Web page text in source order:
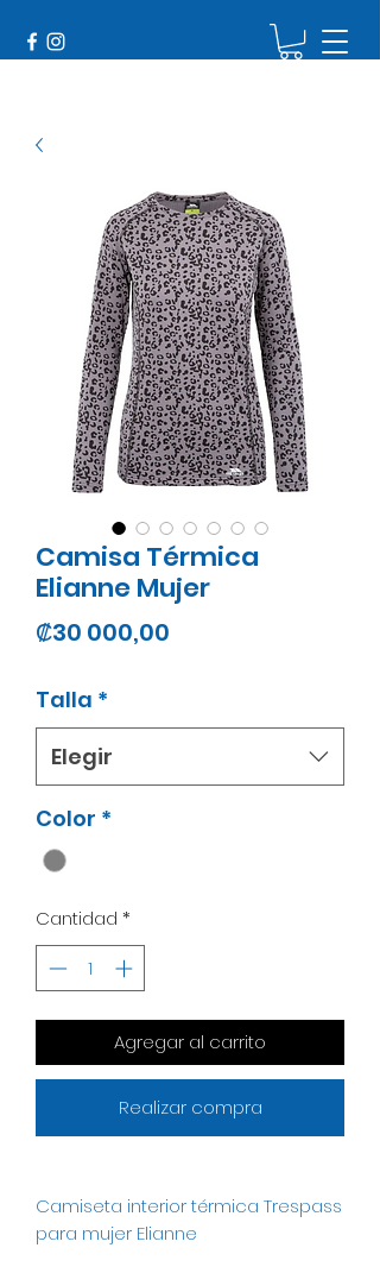
Camisa Térmica
Elianne Mujer
₡30 000,00
Talla *
Elegir
Color *
Cantidad *
Agregar al carrito
Realizar compra
Camiseta interior térmica Trespass
para mujer Elianne